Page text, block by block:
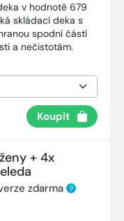
v hodnotě 679
skládací deka s
spodní částí
a nečistotám.
Koupit
+ 4x
zdarma ?